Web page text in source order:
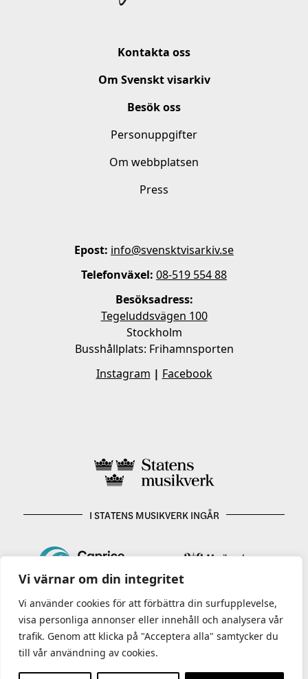
Vi värnar om din integritet
Vi använder cookies för att förbättra din surfupplevelse,
visa personliga annonser eller innehåll och analysera vår
trafik. Genom att klicka på "Acceptera alla" samtycker du
till vår användning av cookies.
Kontakta oss
Om Svenskt visarkiv
Besök oss
Personuppgifter
Om webbplatsen
Press
Epost: info@svensktvisarkiv.se
Telefonväxel: 08-519 554 88
Besöksadress:
Tegeluddsvägen 100
Stockholm
Busshållplats: Frihamnsporten
Instagram | Facebook
I STATENS MUSIKVERK INGÅR